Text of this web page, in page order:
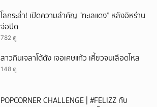
โลกระส่ำ! เปิดความสำคัญ “ทะเลแดง” หลังอิหร่าน
จ่อปิด
782 ดู
สาวกินเจลาโต้ดัง เจอเศษแก้ว เคี้ยวจนเลือดไหล
148 ดู
POPCORNER CHALLENGE | #FELIZZ กับ